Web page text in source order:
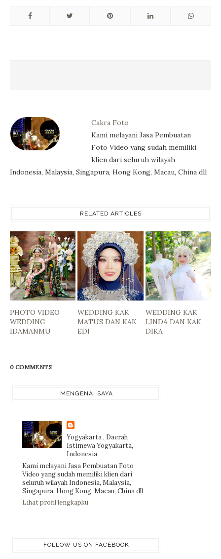
Cakra Foto
Kami melayani Jasa Pembuatan
Foto Video yang sudah memiliki
klien dari seluruh wilayah
Indonesia, Malaysia, Singapura, Hong Kong, Macau, China dll
RELATED ARTICLES
PHOTO VIDEO
WEDDING
IDAMANMU
WEDDING KAK
MATUS DAN KAK
EDI
WEDDING KAK
LINDA DAN KAK
DIKA
0 COMMENTS
MENGENAI SAYA
Yogyakarta , Daerah
Istimewa Yogyakarta,
Indonesia
Kami melayani Jasa Pembuatan Foto
Video yang sudah memiliki klien dari
seluruh wilayah Indonesia, Malaysia,
Singapura, Hong Kong, Macau, China dll
Lihat profil lengkapku
FOLLOW US ON FACEBOOK